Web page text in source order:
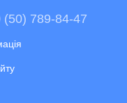
(50) 789-84-47